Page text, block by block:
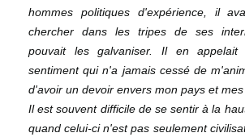
hommes politiques d'expérience, il
chercher dans les tripes de ses
pouvait les galvaniser. Il en
sentiment qui n'a jamais cessé de
d'avoir un devoir envers mon pays et mes
Il est souvent difficile de se sentir à la
quand celui-ci n'est pas seulement